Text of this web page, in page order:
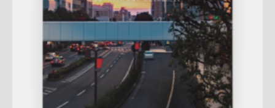
折りパンフレットエリア広告スタッフ紹介新作 来店訴求
査定ナチュラルハートフル大宮センター
詳しく見る